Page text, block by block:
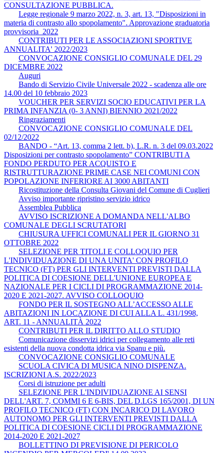
CONSULTAZIONE PUBBLICA.
Legge regionale 9 marzo 2022, n. 3, art. 13, "Disposizioni in
materia di contrasto allo spopolamento". Approvazione graduatoria
provvisoria 2022
CONTRIBUTI PER LE ASSOCIAZIONI SPORTIVE
ANNUALITA' 2022/2023
CONVOCAZIONE CONSIGLIO COMUNALE DEL 29
DICEMBRE 2022
Auguri
Bando di Servizio Civile Universale 2022 - scadenza alle ore
14.00 del 10 febbraio 2023
VOUCHER PER SERVIZI SOCIO EDUCATIVI PER LA
PRIMA INFANZIA (0- 3 ANNI) BIENNIO 2021/2022
Ringraziamenti
CONVOCAZIONE CONSIGLIO COMUNALE DEL
02/12/2022
BANDO - “Art. 13, comma 2 lett. b), L.R. n. 3 del 09.03.2022
Disposizioni per contrasto spopolamento” CONTRIBUTI A
FONDO PERDUTO PER ACQUISTO E
RISTRUTTURAZIONE PRIME CASE NEI COMUNI CON
POPOLAZIONE INFERIORE AI 3000 ABITANTI
Ricostituzione della Consulta Giovani del Comune di Cuglieri
Avviso importante ripristino servizio idrico
Assemblea Pubblica
AVVISO ISCRIZIONE A DOMANDA NELL'ALBO
COMUNALE DEGLI SCRUTATORI
CHIUSURA UFFICI COMUNALI PER IL GIORNO 31
OTTOBRE 2022
SELEZIONE PER TITOLI E COLLOQUIO PER
L'INDIVIDUAZIONE DI UNA UNITA' CON PROFILO
TECNICO (FT) PER GLI INTERVENTI PREVISTI DALLA
POLITICA DI COESIONE DELL'UNIONE EUROPEA E
NAZIONALE PER I CICLI DI PROGRAMMAZIONE 2014-
2020 E 2021-2027. AVVISO COLLOQUIO
FONDO PER IL SOSTEGNO ALL’ACCESSO ALLE
ABITAZIONI IN LOCAZIONE DI CUI ALLA L. 431/1998,
ART. 11 - ANNUALITÀ 2022
CONTRIBUTI PER IL DIRITTO ALLO STUDIO
Comunicazione disservizi idrici per collegamento alle reti
esistenti della nuova condotta idrica via Spanu e più.
CONVOCAZIONE CONSIGLIO COMUNALE
SCUOLA CIVICA DI MUSICA NINO DISPENZA.
ISCRIZIONI A.S. 2022/2023
Corsi di istruzione per adulti
SELEZIONE PER L'INDIVIDUAZIONE AI SENSI
DELL'ART. 7, COMMI 6 E 6-BIS, DEL D.LGS 165/2001, DI UN
PROFILO TECNICO (FT) CON INCARICO DI LAVORO
AUTONOMO PER GLI INTERVENTI PREVISTI DALLA
POLITICA DI COESIONE CICLI DI PROGRAMMAZIONE
2014-2020 E 2021-2027
BOLLETTINO DI PREVISIONE DI PERICOLO